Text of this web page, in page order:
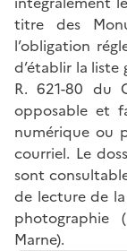
titre des
l’obligation
d’établir la liste
R. 621-80 du
opposable et
numérique ou
courriel. Le
sont
de lecture de
photographie
Marne).